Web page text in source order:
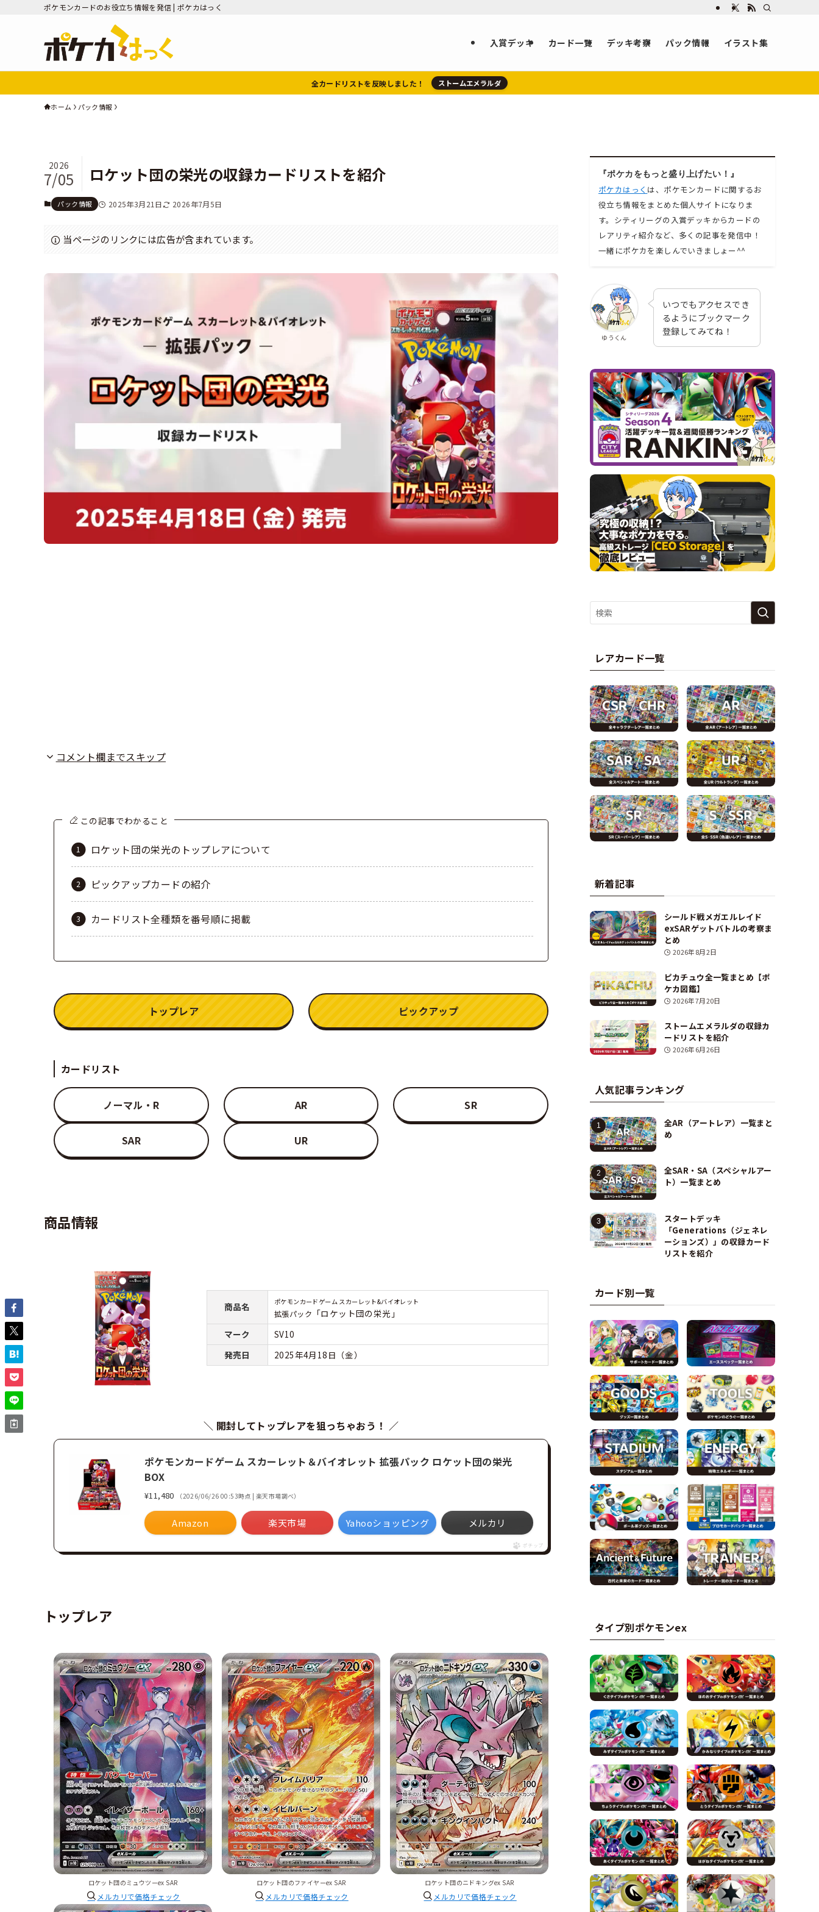
ポケモンカードのお役立ち情報を発信 | ポケカはっく
入賞デッキ カード一覧 デッキ考察 パック情報 イラスト集
全カードリストを反映しました！ ストームエメラルダ
ホーム パック情報
ロケット団の栄光の収録カードリストを紹介
2026
7/05
パック情報 2025年3月21日 2026年7月5日
当ページのリンクには広告が含まれています。
コメント欄までスキップ
この記事でわかること
ロケット団の栄光のトップレアについて
ピックアップカードの紹介
カードリスト全種類を番号順に掲載
トップレア ピックアップ
カードリスト
ノーマル・R AR SR
SAR UR
商品情報
商品名 ポケモンカードゲーム スカーレット&バイオレット
拡張パック 「ロケット団の栄光」
マーク
SV10
発売日
2025年4月18日（金）
＼ 開封してトップレアを狙っちゃおう！ ／
ポケモンカードゲーム スカーレット＆バイオレット 拡張パック ロケット団の栄光
BOX
¥11,480 （2026/06/26 00:53時点 | 楽天市場調べ）
Amazon 楽天市場 Yahooショッピング メルカリ
ポチップ
トップレア
ロケット団のミュウツーex SAR
メルカリで価格チェック
ロケット団のファイヤーex SAR
メルカリで価格チェック
ロケット団のニドキングex SAR
メルカリで価格チェック
『ポケカをもっと盛り上げたい！』
ポケカはっく は、ポケモンカードに関するお
役立ち情報をまとめた個人サイトになりま
す。シティリーグの入賞デッキからカードの
レアリティ紹介など、多くの記事を発信中！
一緒にポケカを楽しんでいきましょー^^
ゆうくん
いつでもアクセスでき
るようにブックマーク
登録してみてね！
レアカード一覧
新着記事
シールド戦メガエルレイド
exSARゲットバトルの考察ま
とめ
2026年8月2日
ピカチュウ全一覧まとめ【ポ
ケカ図鑑】
2026年7月20日
ストームエメラルダの収録カ
ードリストを紹介
2026年6月26日
人気記事ランキング
全AR（アートレア）一覧まと
め
全SAR・SA（スペシャルアー
ト）一覧まとめ
スタートデッキ
「Generations（ジェネレ
ーションズ）」の収録カード
リストを紹介
カード別一覧
タイプ別ポケモンex